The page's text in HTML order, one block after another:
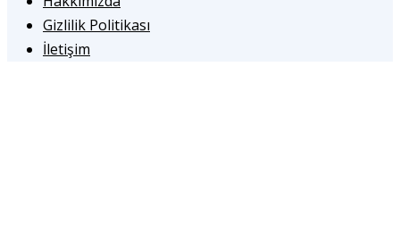
Gizlilik Politikası
İletişim